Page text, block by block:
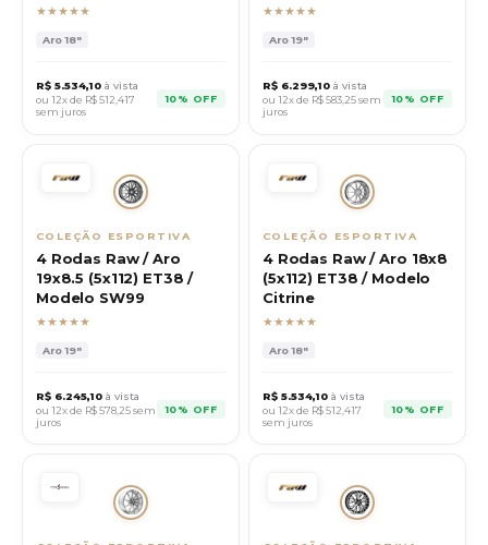
★★★★★
Aro18"
R$ 5.534,10 à vista
ou 12x de R$512,417
sem juros
10% OFF
★★★★★
Aro19"
R$ 6.299,10 à vista
ou 12x de R$583,25sem
juros
10% OFF
COLEÇÃO ESPORTIVA
4 Rodas Raw / Aro
19x8.5 (5x112) ET38 /
Modelo SW99
★★★★★
Aro19"
R$ 6.245,10 à vista
ou 12x de R$578,25sem
juros
10% OFF
COLEÇÃO ESPORTIVA
4 Rodas Raw / Aro 18x8
(5x112) ET38 / Modelo
Citrine
★★★★★
Aro18"
R$ 5.534,10 à vista
ou 12x de R$512,417
sem juros
10% OFF